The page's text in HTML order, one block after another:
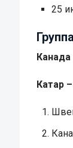
25
Канада
Катар